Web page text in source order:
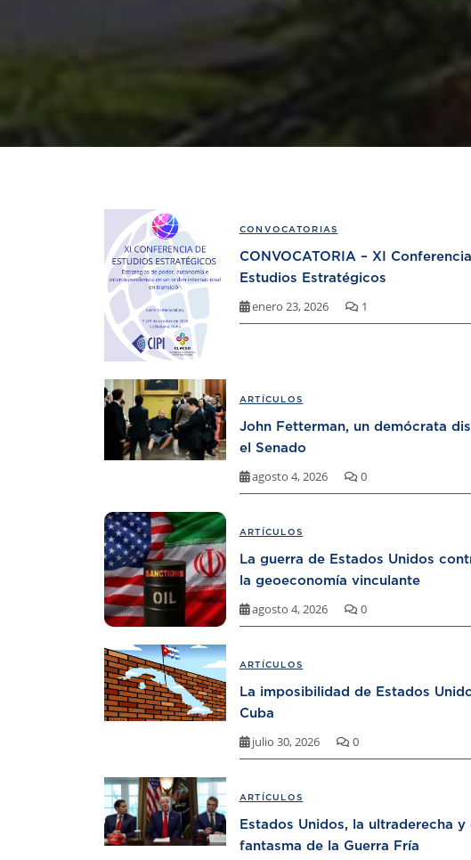
CONVOCATORIAS
CONVOCATORIA – XI
Estudios Estratégicos
enero 23, 2026 1
ARTÍCULOS
John Fetterman, un demócrata
el Senado
agosto 4, 2026 0
ARTÍCULOS
La guerra de Estados Unidos
la geoeconomía vinculante
agosto 4, 2026 0
ARTÍCULOS
La imposibilidad de Estados
Cuba
julio 30, 2026 0
ARTÍCULOS
Estados Unidos, la ultraderecha y
fantasma de la Guerra Fría